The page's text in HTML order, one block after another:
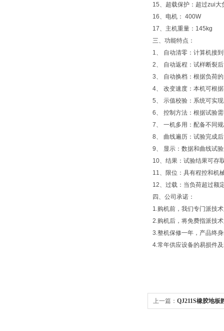
15、超载保护：超过zui
16、电机： 400W
17、主机重量：145kg
三、 功能特点：
1、 自动清零：计算机接
2、 自动返程：试样断裂
3、 自动换档：根据负荷
4、 改变速度：本机可根
5、 示值校验：系统可实
6、 控制方法：根据试验
7、 一机多用：配备不同
8、 曲线遍历：试验完成
9、 显示：数据和曲线试
10、结果：试验结果可存
11、限位：具有程控和机
12、过载：当负荷超过额
四、 公司承诺：
1.购机前，我们专门派技
2.购机后，将免费指派技
3.整机保修一年，产品终
4.常年供应设备的易损件
上一篇： QJ211S橡胶地板